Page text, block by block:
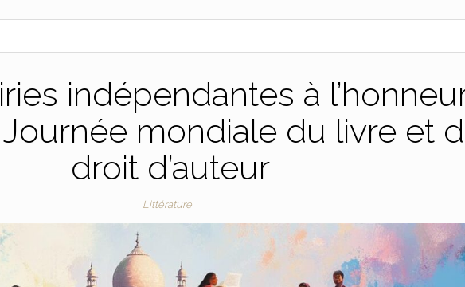
indépendantes à
mondiale du livre et
droit d’auteur
Littérature